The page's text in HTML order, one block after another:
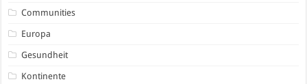
Communities
Europa
Gesundheit
Kontinente